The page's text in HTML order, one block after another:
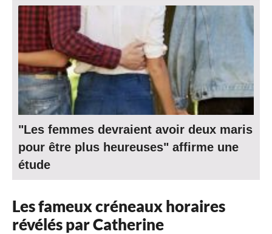
"Les femmes devraient avoir deux maris
pour être plus heureuses" affirme une
étude
Les fameux créneaux horaires
révélés par Catherine